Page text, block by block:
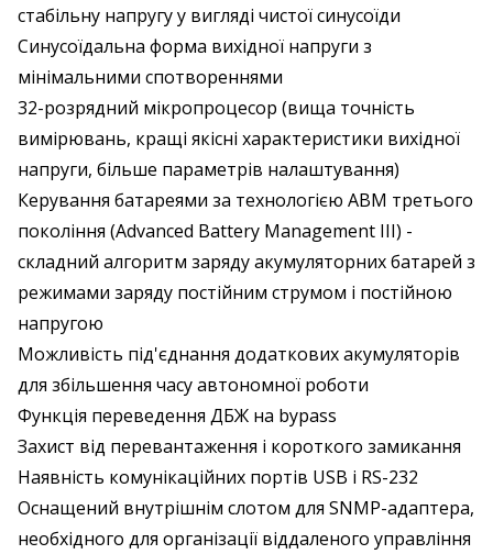
стабільну напругу у вигляді чистої синусоїди
Синусоїдальна форма вихідної напруги з
мінімальними спотвореннями
32-розрядний мікропроцесор (вища точність
вимірювань, кращі якісні характеристики вихідної
напруги, більше параметрів налаштування)
Керування батареями за технологією ABM третього
покоління (Advanced Battery Management III) -
складний алгоритм заряду акумуляторних батарей з
режимами заряду постійним струмом і постійною
напругою
Можливість під'єднання додаткових акумуляторів
для збільшення часу автономної роботи
Функція переведення ДБЖ на bypass
Захист від перевантаження і короткого замикання
Наявність комунікаційних портів USB і RS-232
Оснащений внутрішнім слотом для SNMP-адаптера,
необхідного для організації віддаленого управління